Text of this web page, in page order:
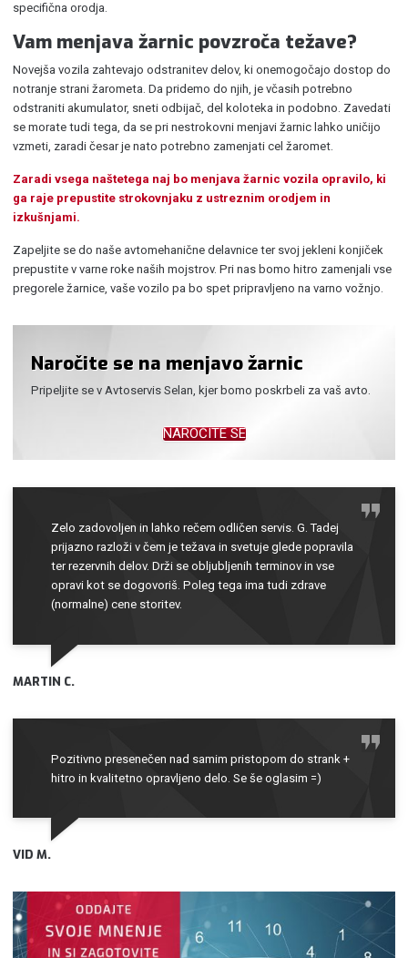
specifična orodja.
Vam menjava žarnic povzroča težave?
Novejša vozila zahtevajo odstranitev delov, ki onemogočajo dostop do
notranje strani žarometa. Da pridemo do njih, je včasih potrebno
odstraniti akumulator, sneti odbijač, del koloteka in podobno. Zavedati
se morate tudi tega, da se pri nestrokovni menjavi žarnic lahko uničijo
vzmeti, zaradi česar je nato potrebno zamenjati cel žaromet.
Zaradi vsega naštetega naj bo menjava žarnic vozila opravilo, ki
ga raje prepustite strokovnjaku z ustreznim orodjem in
izkušnjami.
Zapeljite se do naše avtomehanične delavnice ter svoj jekleni konjiček
prepustite v varne roke naših mojstrov. Pri nas bomo hitro zamenjali vse
pregorele žarnice, vaše vozilo pa bo spet pripravljeno na varno vožnjo.
Naročite se na menjavo žarnic
Pripeljite se v Avtoservis Selan, kjer bomo poskrbeli za vaš avto.
NAROČITE SE
Zelo zadovoljen in lahko rečem odličen servis. G. Tadej
prijazno razloži v čem je težava in svetuje glede popravila
ter rezervnih delov. Drži se obljubljenih terminov in vse
opravi kot se dogovoriš. Poleg tega ima tudi zdrave
(normalne) cene storitev.
MARTIN C.
Pozitivno presenečen nad samim pristopom do strank +
hitro in kvalitetno opravljeno delo. Se še oglasim =)
VID M.